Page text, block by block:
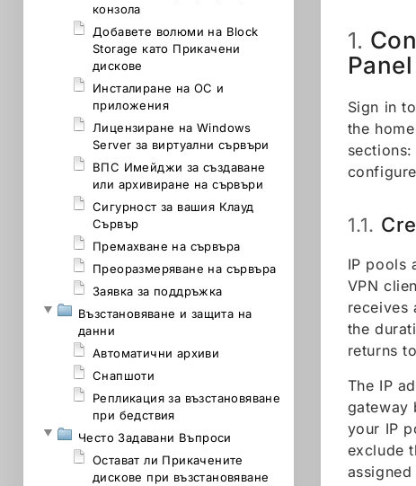
конзола
Добавете волюми на Block
Storage като Прикачени
дискове
Инсталиране на ОС и
приложения
Лицензиране на Windows
Server за виртуални сървъри
ВПС Имейджи за създаване
или архивиране на сървъри
Сигурност за вашия Клауд
Сървър
Премахване на сървъра
Преоразмеряване на сървъра
Заявка за поддръжка
Възстановяване и защита на
данни
Автоматични архиви
Снапшоти
Репликация за възстановяване
при бедствия
Често Задавани Въпроси
Остават ли Прикачените
дискове при възстановяване
1.
Panel
Sign in
the
1.1.
IP pools
VPN
receives
the
returns
The IP
gateway
your IP
exclude